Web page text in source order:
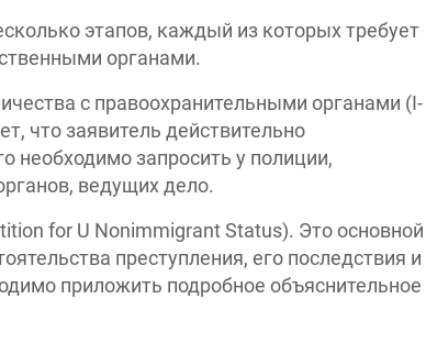
этапов, каждый из которых требует
органами.
с правоохранительными органами (I-
что заявитель действительно
необходимо запросить у полиции,
ведущих дело.
for U Nonimmigrant Status). Это основной
преступления, его последствия и
приложить подробное объяснительное